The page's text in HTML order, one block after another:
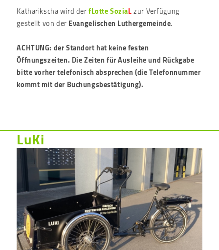
Katharikscha wird derfLotte SoziaLzur Verfügung
gestellt von derEvangelischen Luthergemeinde.
ACHTUNG: der Standort hat keine festen
Öffnungszeiten. Die Zeiten für Ausleihe und Rückgabe
bitte vorher telefonisch absprechen (die Telefonnummer
kommt mit der Buchungsbestätigung).
LuKi